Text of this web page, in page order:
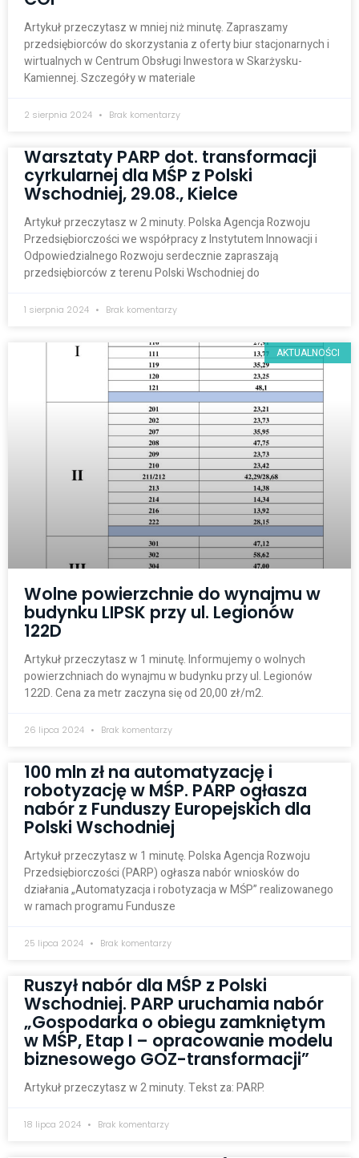
Artykuł przeczytasz w mniej niż minutę. Zapraszamy
przedsiębiorców do skorzystania z oferty biur stacjonarnych i
wirtualnych w Centrum Obsługi Inwestora w Skarżysku-
Kamiennej. Szczegóły w materiale
2 sierpnia 2024 Brak komentarzy
Warsztaty PARP dot. transformacji
cyrkularnej dla MŚP z Polski
Wschodniej, 29.08., Kielce
Artykuł przeczytasz w 2 minuty. Polska Agencja Rozwoju
Przedsiębiorczości we współpracy z Instytutem Innowacji i
Odpowiedzialnego Rozwoju serdecznie zapraszają
przedsiębiorców z terenu Polski Wschodniej do
1 sierpnia 2024 Brak komentarzy
AKTUALNOŚCI
Wolne powierzchnie do wynajmu w
budynku LIPSK przy ul. Legionów
122D
Artykuł przeczytasz w 1 minutę. Informujemy o wolnych
powierzchniach do wynajmu w budynku przy ul. Legionów
122D. Cena za metr zaczyna się od 20,00 zł/m2.
26 lipca 2024 Brak komentarzy
100 mln zł na automatyzację i
robotyzację w MŚP. PARP ogłasza
nabór z Funduszy Europejskich dla
Polski Wschodniej
Artykuł przeczytasz w 1 minutę. Polska Agencja Rozwoju
Przedsiębiorczości (PARP) ogłasza nabór wniosków do
działania „Automatyzacja i robotyzacja w MŚP” realizowanego
w ramach programu Fundusze
25 lipca 2024 Brak komentarzy
Ruszył nabór dla MŚP z Polski
Wschodniej. PARP uruchamia nabór
„Gospodarka o obiegu zamkniętym
w MŚP, Etap I – opracowanie modelu
biznesowego GOZ-transformacji”
Artykuł przeczytasz w 2 minuty. Tekst za: PARP.
18 lipca 2024 Brak komentarzy